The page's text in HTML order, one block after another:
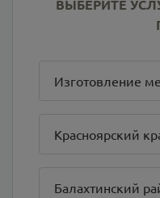
ВЫБЕРИТЕ
Изготовление
Красноярский
Балахтинский